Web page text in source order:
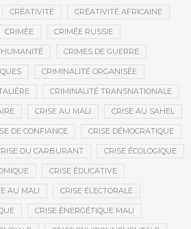
CRÉATIVITÉ CRÉATIVITÉ AFRICAINE
CRIMÉE CRIMÉE RUSSIE
CRIMES DE GUERRE
CRIMINALITÉ ORGANISÉE
CRIMINALITÉ TRANSNATIONALE
CRISE AU MALI CRISE AU SAHEL
DE CONFIANCE CRISE DÉMOCRATIQUE
DU CARBURANT CRISE ÉCOLOGIQUE
CRISE ÉDUCATIVE
AU MALI CRISE ÉLECTORALE
CRISE ÉNERGÉTIQUE MALI